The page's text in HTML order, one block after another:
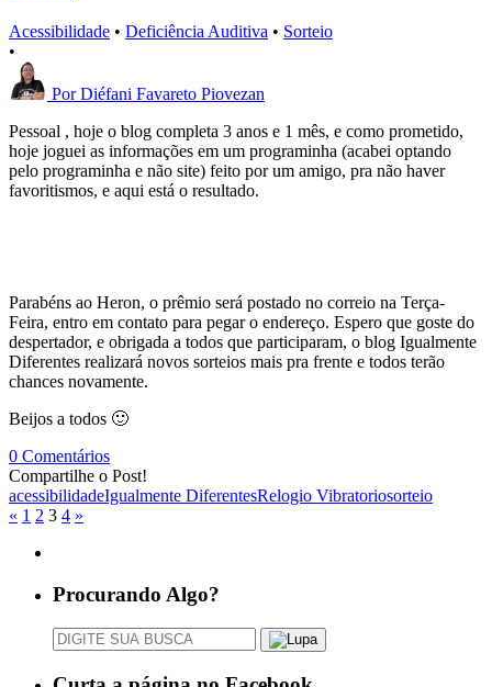
Acessibilidade • Deficiência Auditiva • Sorteio
•
Por Diéfani Favareto Piovezan
Pessoal , hoje o blog completa 3 anos e 1 mês, e como prometido,
hoje joguei as informações em um programinha (acabei optando
pelo programinha e não site) feito por um amigo, pra não haver
favoritismos, e aqui está o resultado.
Parabéns ao Heron, o prêmio será postado no correio na Terça-
Feira, entro em contato para pegar o endereço. Espero que goste do
despertador, e obrigada a todos que participaram, o blog Igualmente
Diferentes realizará novos sorteios mais pra frente e todos terão
chances novamente.
Beijos a todos 🙂
0 Comentários
Compartilhe o Post!
acessibilidadeIgualmente DiferentesRelogio Vibratoriosorteio
« 1 2 3 4 »
Procurando Algo?